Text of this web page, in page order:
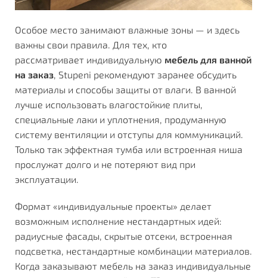
Особое место занимают влажные зоны — и здесь
важны свои правила. Для тех, кто
рассматривает индивидуальную мебель для ванной
на заказ, Stupeni рекомендуют заранее обсудить
материалы и способы защиты от влаги. В ванной
лучше использовать влагостойкие плиты,
специальные лаки и уплотнения, продуманную
систему вентиляции и отступы для коммуникаций.
Только так эффектная тумба или встроенная ниша
прослужат долго и не потеряют вид при
эксплуатации.
Формат «индивидуальные проекты» делает
возможным исполнение нестандартных идей:
радиусные фасады, скрытые отсеки, встроенная
подсветка, нестандартные комбинации материалов.
Когда заказывают мебель на заказ индивидуальные